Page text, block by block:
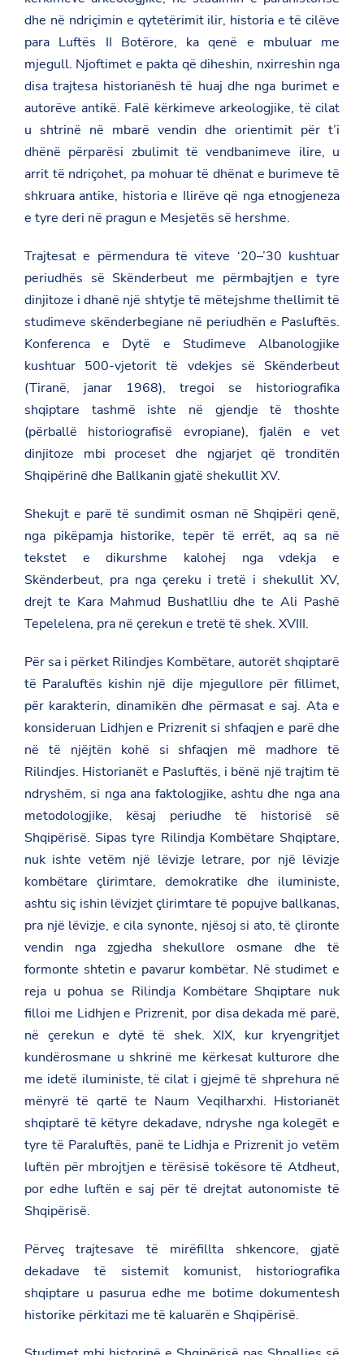
dhe në ndriçimin e qytetërimit ilir, historia e të cilëve
para Luftës II Botërore, ka qenë e mbuluar me
mjegull. Njoftimet e pakta që diheshin, nxirreshin nga
disa trajtesa historianësh të huaj dhe nga burimet e
autorëve antikë. Falë kërkimeve arkeologjike, të cilat
u shtrinë në mbarë vendin dhe orientimit për t’i
dhënë përparësi zbulimit të vendbanimeve ilire, u
arrit të ndriçohet, pa mohuar të dhënat e burimeve të
shkruara antike, historia e Ilirëve që nga etnogjeneza
e tyre deri në pragun e Mesjetës së hershme.
Trajtesat e përmendura të viteve ‘20–’30 kushtuar
periudhës së Skënderbeut me përmbajtjen e tyre
dinjitoze i dhanë një shtytje të mëtejshme thellimit të
studimeve skënderbegiane në periudhën e Pasluftës.
Konferenca e Dytë e Studimeve Albanologjike
kushtuar 500-vjetorit të vdekjes së Skënderbeut
(Tiranë, janar 1968), tregoi se historiografika
shqiptare tashmë ishte në gjendje të thoshte
(përballë historiografisë evropiane), fjalën e vet
dinjitoze mbi proceset dhe ngjarjet që tronditën
Shqipërinë dhe Ballkanin gjatë shekullit XV.
Shekujt e parë të sundimit osman në Shqipëri qenë,
nga pikëpamja historike, tepër të errët, aq sa në
tekstet e dikurshme kalohej nga vdekja e
Skënderbeut, pra nga çereku i tretë i shekullit XV,
drejt te Kara Mahmud Bushatlliu dhe te Ali Pashë
Tepelelena, pra në çerekun e tretë të shek. XVIII.
Për sa i përket Rilindjes Kombëtare, autorët shqiptarë
të Paraluftës kishin një dije mjegullore për fillimet,
për karakterin, dinamikën dhe përmasat e saj. Ata e
konsideruan Lidhjen e Prizrenit si shfaqjen e parë dhe
në të njëjtën kohë si shfaqjen më madhore të
Rilindjes. Historianët e Pasluftës, i bënë një trajtim të
ndryshëm, si nga ana faktologjike, ashtu dhe nga ana
metodologjike, kësaj periudhe të historisë së
Shqipërisë. Sipas tyre Rilindja Kombëtare Shqiptare,
nuk ishte vetëm një lëvizje letrare, por një lëvizje
kombëtare çlirimtare, demokratike dhe iluministe,
ashtu siç ishin lëvizjet çlirimtare të popujve ballkanas,
pra një lëvizje, e cila synonte, njësoj si ato, të çlironte
vendin nga zgjedha shekullore osmane dhe të
formonte shtetin e pavarur kombëtar. Në studimet e
reja u pohua se Rilindja Kombëtare Shqiptare nuk
filloi me Lidhjen e Prizrenit, por disa dekada më parë,
në çerekun e dytë të shek. XIX, kur kryengritjet
kundërosmane u shkrinë me kërkesat kulturore dhe
me idetë iluministe, të cilat i gjejmë të shprehura në
mënyrë të qartë te Naum Veqilharxhi. Historianët
shqiptarë të këtyre dekadave, ndryshe nga kolegët e
tyre të Paraluftës, panë te Lidhja e Prizrenit jo vetëm
luftën për mbrojtjen e tërësisë tokësore të Atdheut,
por edhe luftën e saj për të drejtat autonomiste të
Shqipërisë.
Përveç trajtesave të mirëfillta shkencore, gjatë
dekadave të sistemit komunist, historiografika
shqiptare u pasurua edhe me botime dokumentesh
historike përkitazi me të kaluarën e Shqipërisë.